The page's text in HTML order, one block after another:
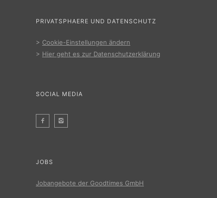
PRIVATSPHAERE UND DATENSCHUTZ
> Cookie-Einstellungen ändern
> Hier geht es zur Datenschutzerklärung
SOCIAL MEDIA
JOBS
Jobangebote der Goodtimes GmbH